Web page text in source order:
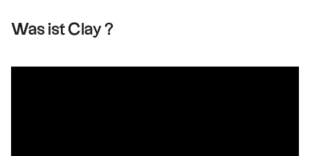
Was ist Clay ?